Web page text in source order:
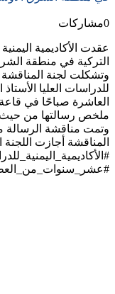
0مشاركات
التركية في منطقة الشرق الأوسط 2019/2002م”
وتشكلت لجنة المناقشة
للدراسات العليا
العاشرة صباحًا في
ملخص رسالتها من حيث
وتمت مناقشة الرسالة
المناقشة أجازت